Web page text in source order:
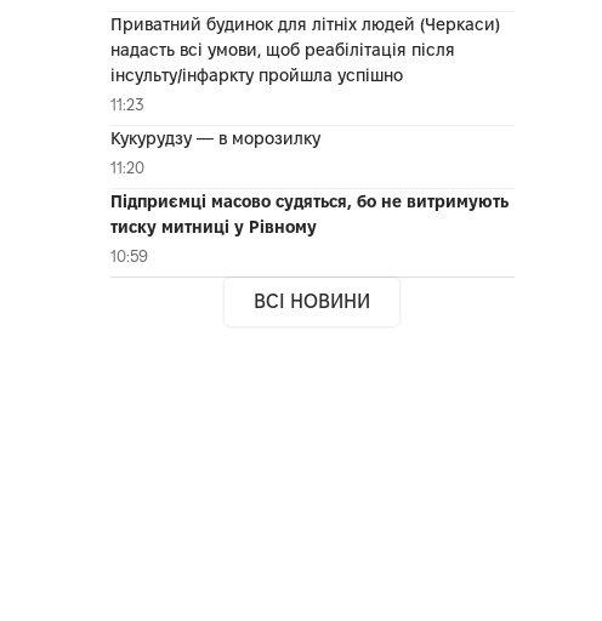
Приватний будинок для літніх людей (Черкаси)
надасть всі умови, щоб реабілітація після
інсульту/інфаркту пройшла успішно
11:23
Кукурудзу — в морозилку
11:20
Підприємці масово судяться, бо не витримують
тиску митниці у Рівному
10:59
ВСІ НОВИНИ